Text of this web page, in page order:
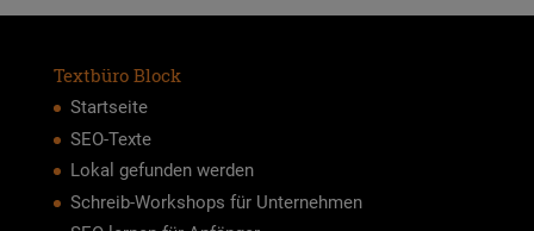
Textbüro Block
Startseite
SEO-Texte
Lokal gefunden werden
Schreib-Workshops für Unternehmen